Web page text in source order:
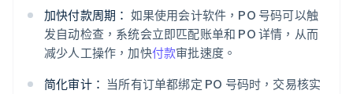
加快付款周期： 如果使用会计软件，PO 号码可以触
发自动检查，系统会立即匹配账单和 PO 详情，从而
减少人工操作，加快付款审批速度。
简化审计： 当所有订单都绑定 PO 号码时，交易核实